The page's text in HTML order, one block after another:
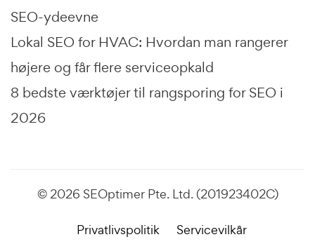
SEO-ydeevne
Lokal SEO for HVAC: Hvordan man rangerer
højere og får flere serviceopkald
8 bedste værktøjer til rangsporing for SEO i
2026
© 2026 SEOptimer Pte. Ltd. (201923402C)
Privatlivspolitik Servicevilkår